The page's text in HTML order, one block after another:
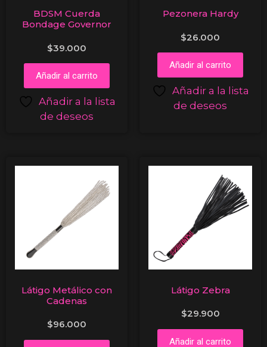
BDSM Cuerda
Bondage Governor
$39.000
Añadir al carrito
Añadir a la lista
de deseos
Pezonera Hardy
$26.000
Añadir al carrito
Añadir a la lista
de deseos
Látigo Metálico con
Cadenas
$96.000
Látigo Zebra
$29.900
Añadir al carrito